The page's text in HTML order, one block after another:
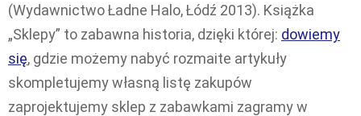
(Wydawnictwo Ładne Halo, Łódź 2013). Książka
„Sklepy” to zabawna historia, dzięki której: dowiemy
się, gdzie możemy nabyć rozmaite artykuły
skompletujemy własną listę zakupów
zaprojektujemy sklep z zabawkami zagramy w